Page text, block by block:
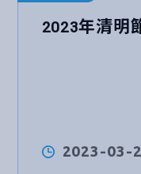
2023年清明
2023-03-